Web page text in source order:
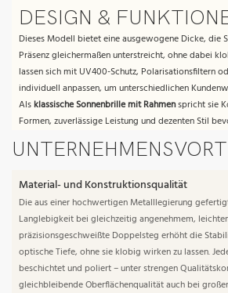
DESIGN &
Dieses Modell bietet eine ausgewogene Dicke, die
Präsenz gleichermaßen unterstreicht, ohne dabei
lassen sich mit UV400-Schutz, Polarisationsfiltern
individuell anpassen, um unterschiedlichen
Alsklassische Sonnenbrille mit Rahmenspricht sie
Formen, zuverlässige Leistung und dezenten Stil
Material- und Konstruktionsqualität
Die aus einer hochwertigen Metalllegierung
Langlebigkeit bei gleichzeitig angenehmem,
präzisionsgeschweißte Doppelsteg erhöht die
optische Tiefe, ohne sie klobig wirken zu lassen.
beschichtet und poliert – unter strengen
gleichbleibende Oberflächenqualität auch bei